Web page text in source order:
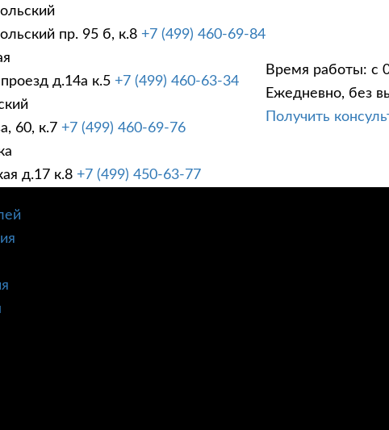
пр. 95 б, к.8 +7 (499) 460-69-84
д.14а к.5 +7 (499) 460-63-34
60, к.7 +7 (499) 460-69-76
д.17 к.8 +7 (499) 450-63-77
Время работы: с
Ежедневно, без
Получить